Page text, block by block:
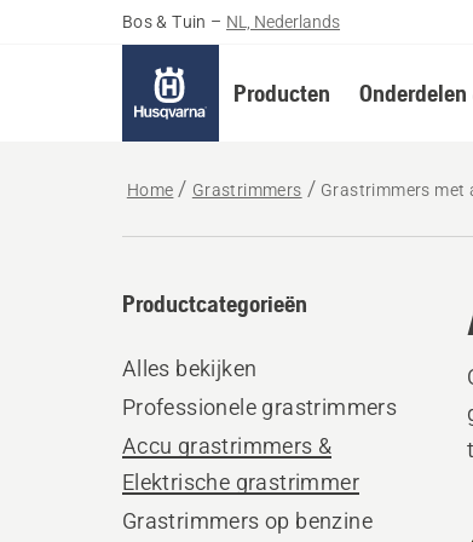
Bos & Tuin – NL, Nederlands
Producten
Home Grastrimmers Grastrimmers met
Productcategorieën
Alles bekijken
Professionele grastrimmers
Accu grastrimmers &
Elektrische grastrimmer
Grastrimmers op benzine